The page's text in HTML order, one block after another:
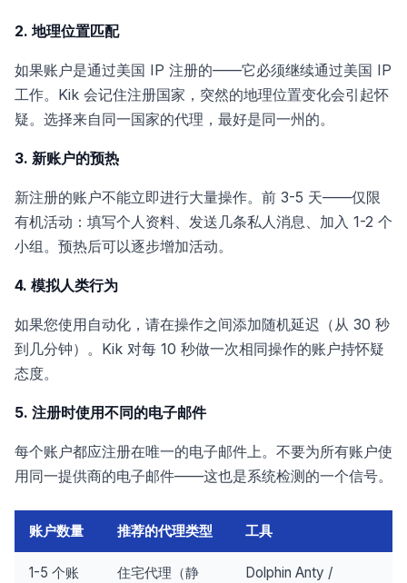
2. 地理位置匹配
如果账户是通过美国 IP 注册的——它必须继续通过美国 IP
工作。Kik 会记住注册国家，突然的地理位置变化会引起怀
疑。选择来自同一国家的代理，最好是同一州的。
3. 新账户的预热
新注册的账户不能立即进行大量操作。前 3-5 天——仅限
有机活动：填写个人资料、发送几条私人消息、加入 1-2 个
小组。预热后可以逐步增加活动。
4. 模拟人类行为
如果您使用自动化，请在操作之间添加随机延迟（从 30 秒
到几分钟）。Kik 对每 10 秒做一次相同操作的账户持怀疑
态度。
5. 注册时使用不同的电子邮件
每个账户都应注册在唯一的电子邮件上。不要为所有账户使
用同一提供商的电子邮件——这也是系统检测的一个信号。
账户数量 推荐的代理类型 工具
1-5 个账
住宅代理（静
Dolphin Anty /